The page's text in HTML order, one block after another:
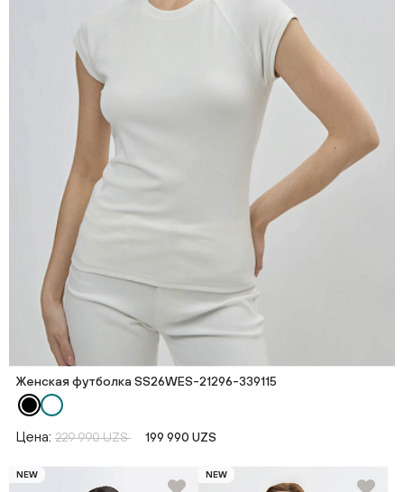
Женская футболка SS26WES-21296-339115
Цена: 229 990 UZS 199 990 UZS
NEW NEW